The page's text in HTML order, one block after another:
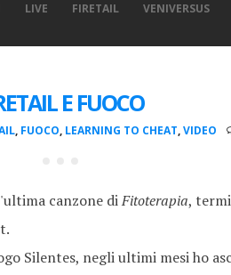
LIVE FIRETAIL VENIVERSUS
E FUOCO
, FUOCO, LEARNING TO CHEAT,VIDEO
canzone diFitoterapia,
Silentes, negli ultimi mesi ho